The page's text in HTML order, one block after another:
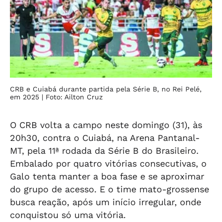
CRB e Cuiabá durante partida pela Série B, no Rei Pelé,
em 2025 | Foto: Ailton Cruz
O CRB volta a campo neste domingo (31), às
20h30, contra o Cuiabá, na Arena Pantanal-
MT, pela 11ª rodada da Série B do Brasileiro.
Embalado por quatro vitórias consecutivas, o
Galo tenta manter a boa fase e se aproximar
do grupo de acesso. E o time mato-grossense
busca reação, após um início irregular, onde
conquistou só uma vitória.